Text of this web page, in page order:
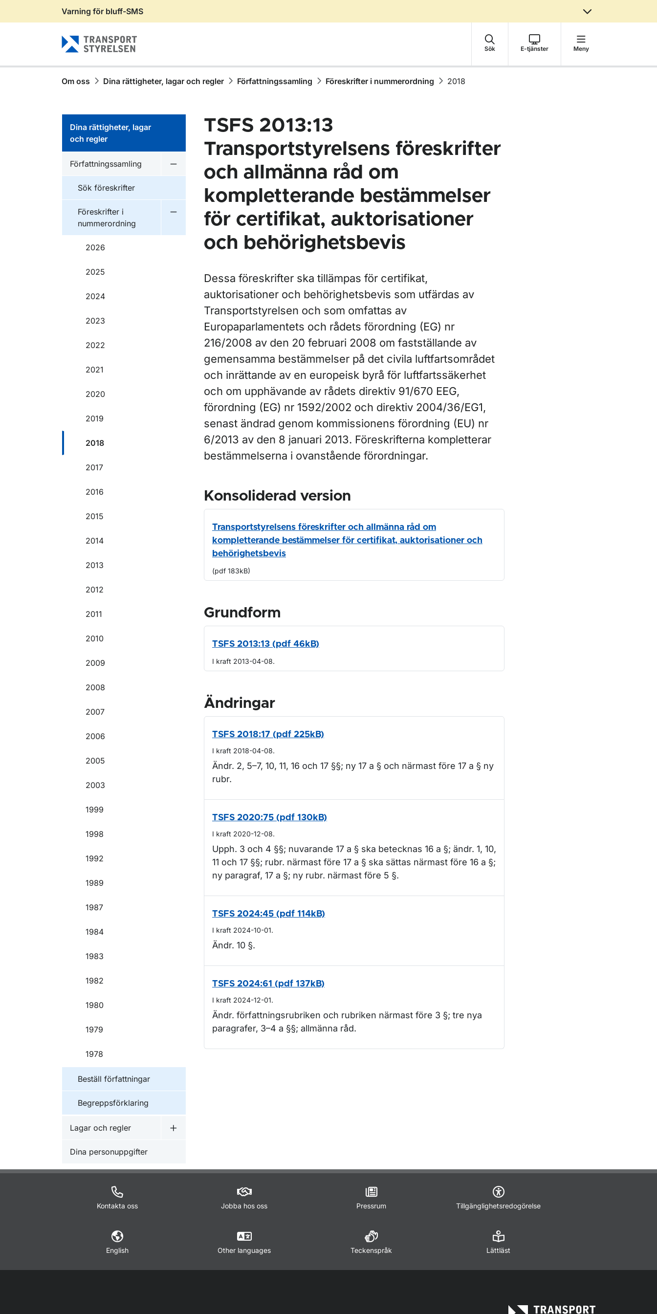
Gå till sidans innehåll
Varning för bluff-SMS
Sök E-tjänster Meny
Om oss Dina rättigheter, lagar och regler Författningssamling Föreskrifter i nummerordning 2018
Dina rättigheter, lagar
och regler
Författningssamling
Undermeny för Författningssamling
Sök föreskrifter
Föreskrifter i
nummerordning
Undermeny för Föreskrifter i nummerordning
2026
2025
2024
2023
2022
2021
2020
2019
2018
2017
2016
2015
2014
2013
2012
2011
2010
2009
2008
2007
2006
2005
2003
1999
1998
1992
1989
1987
1984
1983
1982
1980
1979
1978
Beställ författningar
Begreppsförklaring
Lagar och regler
Undermeny för Lagar och regler
Dina personuppgifter
TSFS 2013:13
Transportstyrelsens föreskrifter
och allmänna råd om
kompletterande bestämmelser
för certifikat, auktorisationer
och behörighetsbevis
Dessa föreskrifter ska tillämpas för certifikat,
auktorisationer och behörighetsbevis som utfärdas av
Transportstyrelsen och som omfattas av
Europaparlamentets och rådets förordning (EG) nr
216/2008 av den 20 februari 2008 om fastställande av
gemensamma bestämmelser på det civila luftfartsområdet
och inrättande av en europeisk byrå för luftfartssäkerhet
och om upphävande av rådets direktiv 91/670 EEG,
förordning (EG) nr 1592/2002 och direktiv 2004/36/EG1,
senast ändrad genom kommissionens förordning (EU) nr
6/2013 av den 8 januari 2013. Föreskrifterna kompletterar
bestämmelserna i ovanstående förordningar.
Konsoliderad version
Transportstyrelsens föreskrifter och allmänna råd om
kompletterande bestämmelser för certifikat, auktorisationer och
behörighetsbevis
(pdf 183kB)
Grundform
TSFS 2013:13 (pdf 46kB)
I kraft 2013-04-08.
Ändringar
TSFS 2018:17 (pdf 225kB)
I kraft 2018-04-08.
Ändr. 2, 5–7, 10, 11, 16 och 17 §§; ny 17 a § och närmast före 17 a § ny
rubr.
TSFS 2020:75 (pdf 130kB)
I kraft 2020-12-08.
Upph. 3 och 4 §§; nuvarande 17 a § ska betecknas 16 a §; ändr. 1, 10,
11 och 17 §§; rubr. närmast före 17 a § ska sättas närmast före 16 a §;
ny paragraf, 17 a §; ny rubr. närmast före 5 §.
TSFS 2024:45 (pdf 114kB)
I kraft 2024-10-01.
Ändr. 10 §.
TSFS 2024:61 (pdf 137kB)
I kraft 2024-12-01.
Ändr. författningsrubriken och rubriken närmast före 3 §; tre nya
paragrafer, 3–4 a §§; allmänna råd.
Kontakta oss Jobba hos oss Pressrum Tillgänglighetsredogörelse
English Other languages Teckenspråk Lättläst